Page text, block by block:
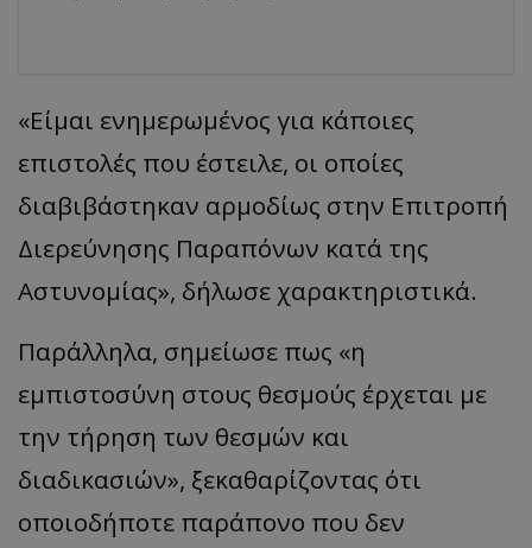
«Είμαι ενημερωμένος για κάποιες
επιστολές που έστειλε, οι οποίες
διαβιβάστηκαν αρμοδίως στην Επιτροπή
Διερεύνησης Παραπόνων κατά της
Αστυνομίας», δήλωσε χαρακτηριστικά.
Παράλληλα, σημείωσε πως «η
εμπιστοσύνη στους θεσμούς έρχεται με
την τήρηση των θεσμών και
διαδικασιών», ξεκαθαρίζοντας ότι
οποιοδήποτε παράπονο που δεν